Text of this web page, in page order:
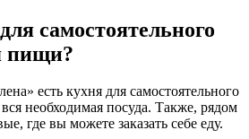
самостоятельного
пищи?
есть кухня для самостоятельного
необходимая посуда. Также, рядом
где вы можете заказать себе еду.